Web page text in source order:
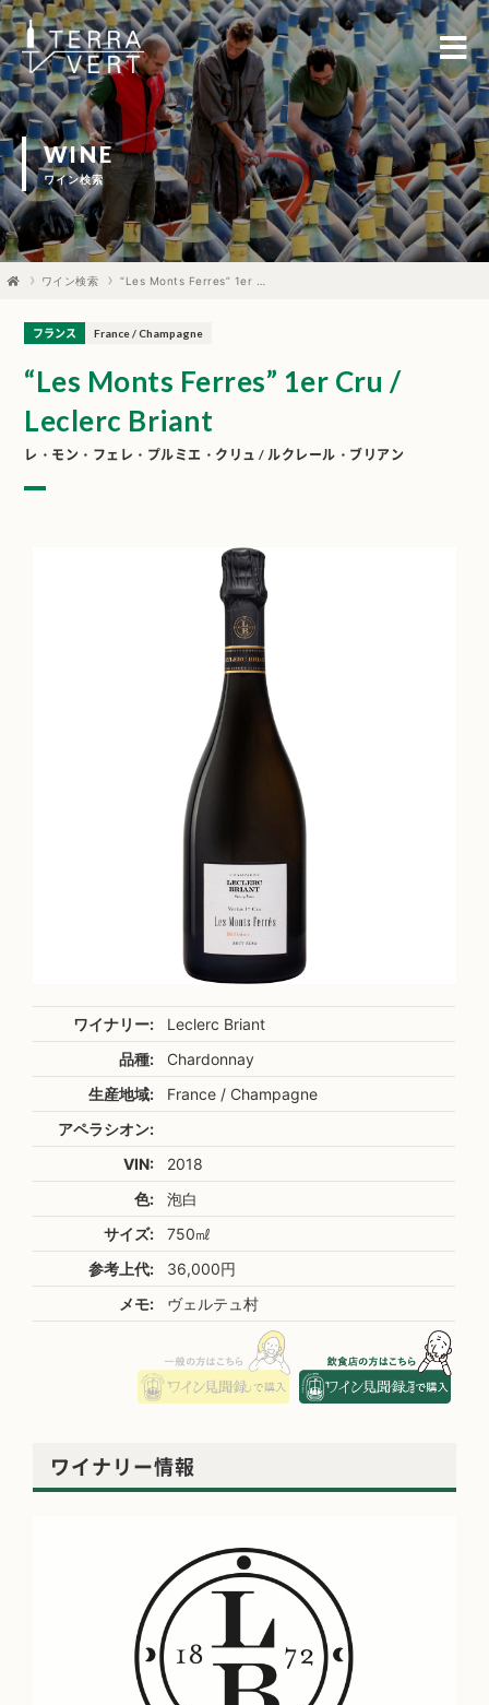
WINE
ワイン検索
ワイン検索
“Les Monts Ferres” 1er Cru /
Leclerc Briant
レ・モン・フェレ・プルミエ・クリュ / ルクレール・ブリアン
フランス France / Champagne
ワイナリー:
Leclerc Briant
品種:
Chardonnay
生産地域:
France / Champagne
アペラシオン:
VIN:
2018
色:
泡白
サイズ:
750㎖
参考上代:
36,000円
メモ:
ヴェルテュ村
ワイナリー情報